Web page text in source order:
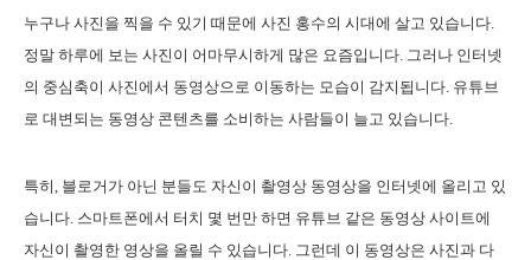
누구나 사진을 찍을 수 있기 때문에 사진 홍수의 시대에 살고 있습니다.
정말 하루에 보는 사진이 어마무시하게 많은 요즘입니다. 그러나 인터넷
의 중심축이 사진에서 동영상으로 이동하는 모습이 감지됩니다. 유튜브
로 대변되는 동영상 콘텐츠를 소비하는 사람들이 늘고 있습니다.
특히, 블로거가 아닌 분들도 자신이 촬영상 동영상을 인터넷에 올리고 있
습니다. 스마트폰에서 터치 몇 번만 하면 유튜브 같은 동영상 사이트에
자신이 촬영한 영상을 올릴 수 있습니다. 그런데 이 동영상은 사진과 다